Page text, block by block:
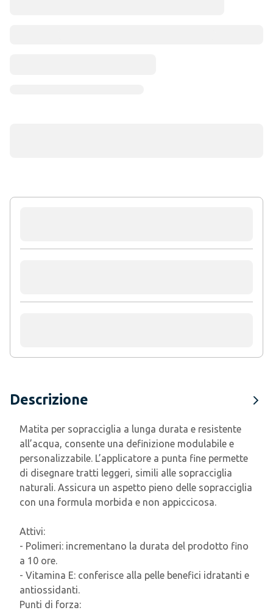
Descrizione
Matita per sopracciglia a lunga durata e resistente
all’acqua, consente una definizione modulabile e
personalizzabile. L’applicatore a punta fine permette
di disegnare tratti leggeri, simili alle sopracciglia
naturali. Assicura un aspetto pieno delle sopracciglia
con una formula morbida e non appiccicosa.
Attivi:
- Polimeri: incrementano la durata del prodotto fino
a 10 ore.
- Vitamina E: conferisce alla pelle benefici idratanti e
antiossidanti.
Punti di forza: